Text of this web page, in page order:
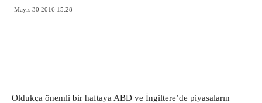
Mayıs 30 2016 15:28
Oldukça önemli bir haftaya ABD ve İngiltere’de piyasaların